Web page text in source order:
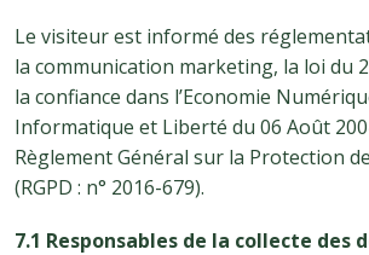
Le visiteur est informé des
la communication marketing, la loi du
la confiance dans l’Economie
Informatique et Liberté du 06 Août
Règlement Général sur la Protection
(RGPD : n° 2016-679).
7.1 Responsables de la collecte des